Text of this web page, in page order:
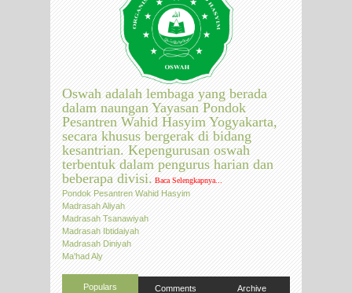
Oswah adalah lembaga yang berada
dalam naungan Yayasan Pondok
Pesantren Wahid Hasyim Yogyakarta,
secara khusus bergerak di bidang
kesantrian. Kepengurusan oswah
terbentuk dalam pengurus harian dan
beberapa divisi. Baca Selengkapnya...
Pondok Pesantren Wahid Hasyim
Madrasah Aliyah
Madrasah Tsanawiyah
Madrasah Ibtidaiyah
Madrasah Diniyah
Ma'had Aly
Populars Comments Archive